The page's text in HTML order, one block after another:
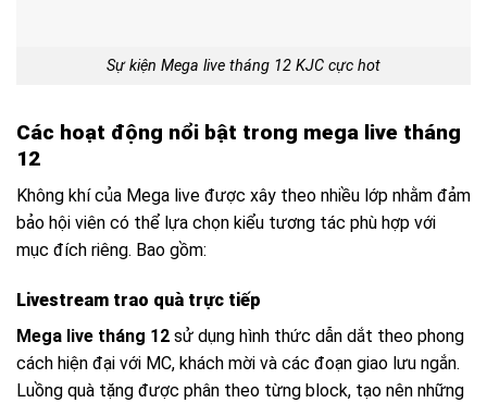
Sự kiện Mega live tháng 12 KJC cực hot
Các hoạt động nổi bật trong mega live tháng
12
Không khí của Mega live được xây theo nhiều lớp nhằm đảm
bảo hội viên có thể lựa chọn kiểu tương tác phù hợp với
mục đích riêng. Bao gồm:
Livestream trao quà trực tiếp
Mega live tháng 12 sử dụng hình thức dẫn dắt theo phong
cách hiện đại với MC, khách mời và các đoạn giao lưu ngắn.
Luồng quà tặng được phân theo từng block, tạo nên những